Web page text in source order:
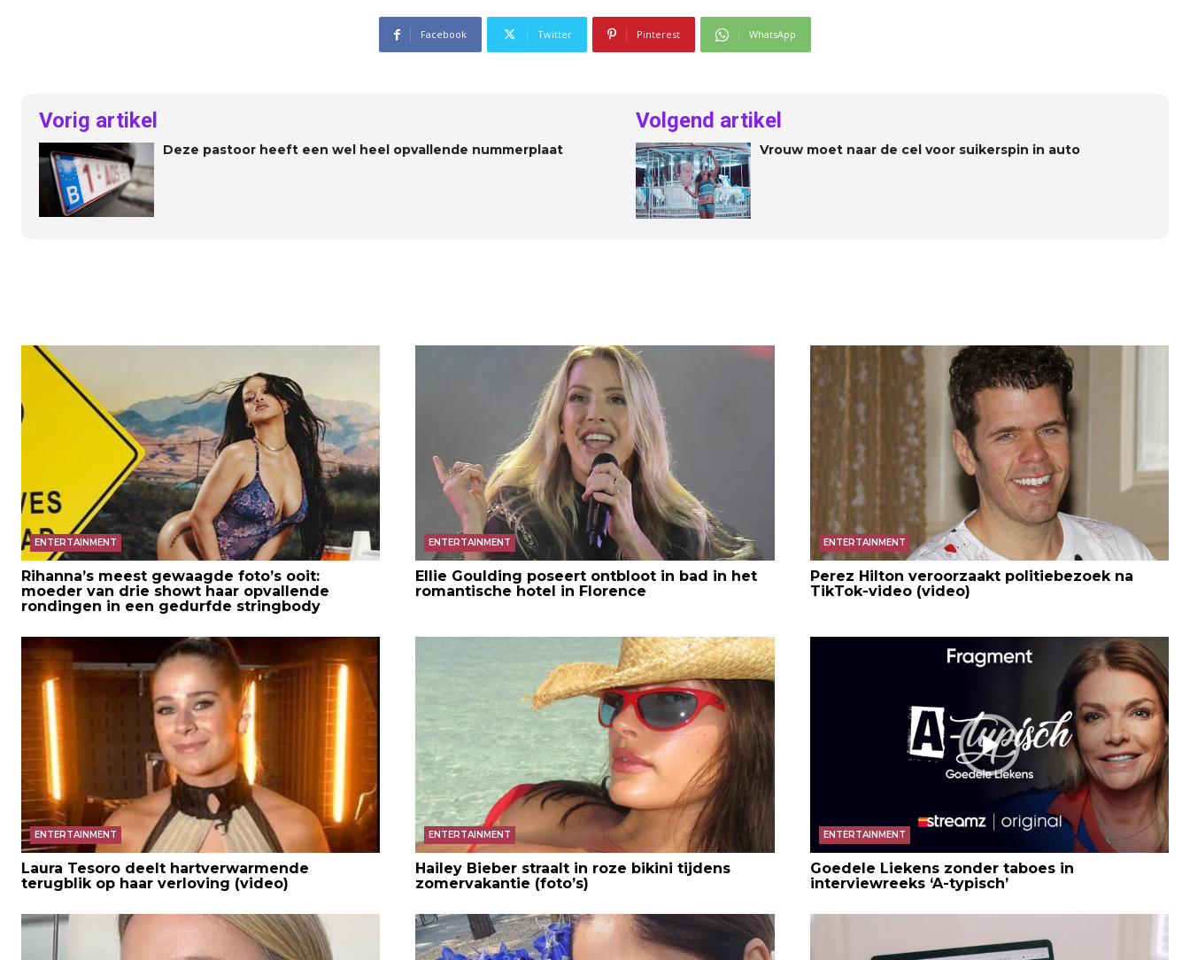
Facebook Twitter Pinterest WhatsApp
Vorig artikel
Deze pastoor heeft een wel heel opvallende nummerplaat
Volgend artikel
Vrouw moet naar de cel voor suikerspin in auto
ENTERTAINMENT
Rihanna’s meest gewaagde foto’s ooit:
moeder van drie showt haar opvallende
rondingen in een gedurfde stringbody
ENTERTAINMENT
Ellie Goulding poseert ontbloot in bad in het
romantische hotel in Florence
ENTERTAINMENT
Perez Hilton veroorzaakt politiebezoek na
TikTok-video (video)
ENTERTAINMENT
Laura Tesoro deelt hartverwarmende
terugblik op haar verloving (video)
ENTERTAINMENT
Hailey Bieber straalt in roze bikini tijdens
zomervakantie (foto’s)
ENTERTAINMENT
Goedele Liekens zonder taboes in
interviewreeks ‘A-typisch’